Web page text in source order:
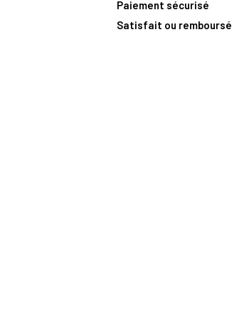
Paiement sécurisé
Satisfait ou remboursé